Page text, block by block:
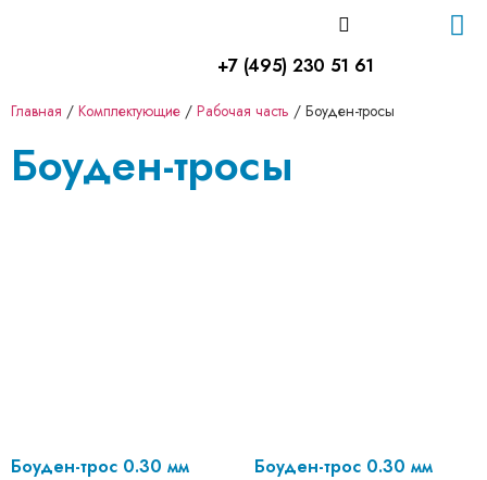
+7 (495) 230 51 61
Главная / Комплектующие / Рабочая часть / Боуден-тросы
Боуден-тросы
Боуден-трос 0.30 мм Боуден-трос 0.30 мм